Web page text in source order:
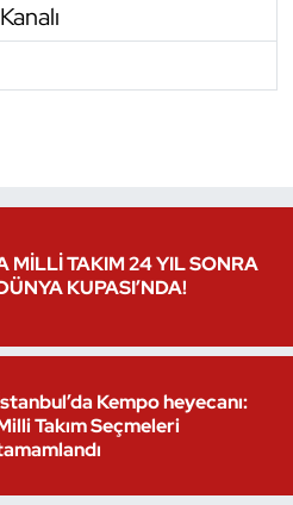
MİLLİ TAKIM 24 YIL SONRA
KUPASI’NDA!
Kempo heyecanı:
Takım Seçmeleri